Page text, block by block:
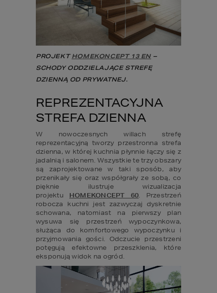
PROJEKT HOMEKONCEPT 13 EN –
SCHODY ODDZIELAJĄCE STREFĘ
DZIENNĄ OD PRYWATNEJ.
REPREZENTACYJNA
STREFA DZIENNA
W nowoczesnych willach strefę
reprezentacyjną tworzy przestronna strefa
dzienna, w której kuchnia płynnie łączy się z
jadalnią i salonem. Wszystkie te trzy obszary
są zaprojektowane w taki sposób, aby
przenikały się oraz współgrały ze sobą, co
pięknie ilustruje wizualizacja
projektu HOMEKONCEPT 60. Przestrzeń
robocza kuchni jest zazwyczaj dyskretnie
schowana, natomiast na pierwszy plan
wysuwa się przestrzeń wypoczynkowa,
służąca do komfortowego wypoczynku i
przyjmowania gości. Odczucie przestrzeni
potęgują efektowne przeszklenia, które
eksponują widok na ogród.